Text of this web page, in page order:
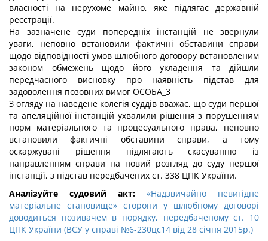
власності на нерухоме майно, яке підлягає державній
реєстрації.
На зазначене суди попередніх інстанцій не звернули
уваги, неповно встановили фактичні обставини справи
щодо відповідності умов шлюбного договору встановленим
законом обмежень щодо його укладення та дійшли
передчасного висновку про наявність підстав для
задоволення позовних вимог ОСОБА_3
З огляду на наведене колегія суддів вважає, що суди першої
та апеляційної інстанцій ухвалили рішення з порушенням
норм матеріального та процесуального права, неповно
встановили фактичні обставини справи, а тому
оскаржувані рішення підлягають скасуванню із
направленням справи на новий розгляд до суду першої
інстанції, з підстав передбачених ст. 338 ЦПК України.
Аналізуйте судовий акт:
«Надзвичайно невигідне
матеріальне становище» сторони у шлюбному договорі
доводиться позивачем в порядку, передбаченому ст. 10
ЦПК України (ВСУ у справі №6-230цс14 від 28 січня 2015р.)